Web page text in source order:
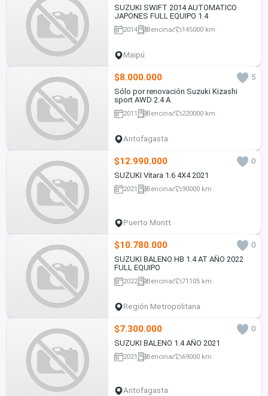
SUZUKI SWIFT 2014 AUTOMATICO
JAPONES FULL EQUIPO 1.4
2014 Bencina 145000 km
Maipú
$8.000.000
5
Sólo por renovación Suzuki Kizashi
sport AWD 2.4 A
2011 Bencina 220000 km
Antofagasta
$12.990.000
0
SUZUKI Vitara 1.6 4X4 2021
2021 Bencina 90000 km
Puerto Montt
$10.780.000
0
SUZUKI BALENO HB 1.4 AT AÑO 2022
FULL EQUIPO
2022 Bencina 71105 km
Región Metropolitana
$7.300.000
0
SUZUKI BALENO 1.4 AÑO 2021
2021 Bencina 69000 km
Antofagasta